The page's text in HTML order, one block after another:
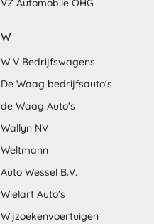
VZ Automobile OHG
W
W V Bedrijfswagens
De Waag bedrijfsauto's
de Waag Auto's
Wallyn NV
Weltmann
Auto Wessel B.V.
Wielart Auto's
Wijzoekenvoertuigen